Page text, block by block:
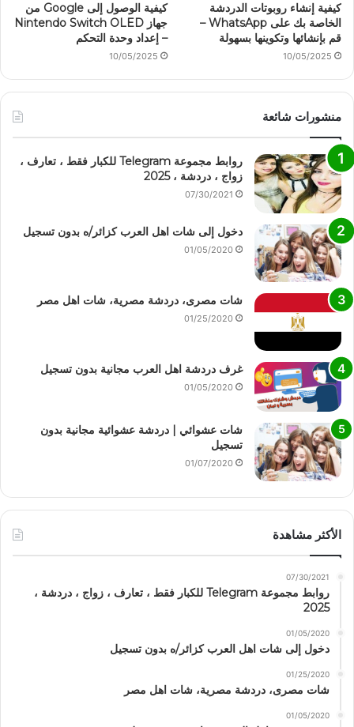
كيفية إنشاء روبوتات الدردشة
الخاصة بك على WhatsApp –
قم بإنشائها وتكوينها بسهولة
10/05/2025
كيفية الوصول إلى Google من
جهاز Nintendo Switch OLED
– إعداد وحدة التحكم
10/05/2025
منشورات شائعة
روابط مجموعة Telegram للكبار فقط ، تعارف ،
زواج ، دردشة ، 2025
07/30/2021
دخول إلى شات اهل العرب كزائر/ه بدون تسجيل
01/05/2020
شات مصرى، دردشة مصرية، شات اهل مصر
01/25/2020
غرف دردشة اهل العرب مجانية بدون تسجيل
01/05/2020
شات عشوائي | دردشة عشوائية مجانية بدون
تسجيل
01/07/2020
الأكثر مشاهدة
07/30/2021
روابط مجموعة Telegram للكبار فقط ، تعارف ، زواج ، دردشة ،
2025
01/05/2020
دخول إلى شات اهل العرب كزائر/ه بدون تسجيل
01/25/2020
شات مصرى، دردشة مصرية، شات اهل مصر
01/05/2020